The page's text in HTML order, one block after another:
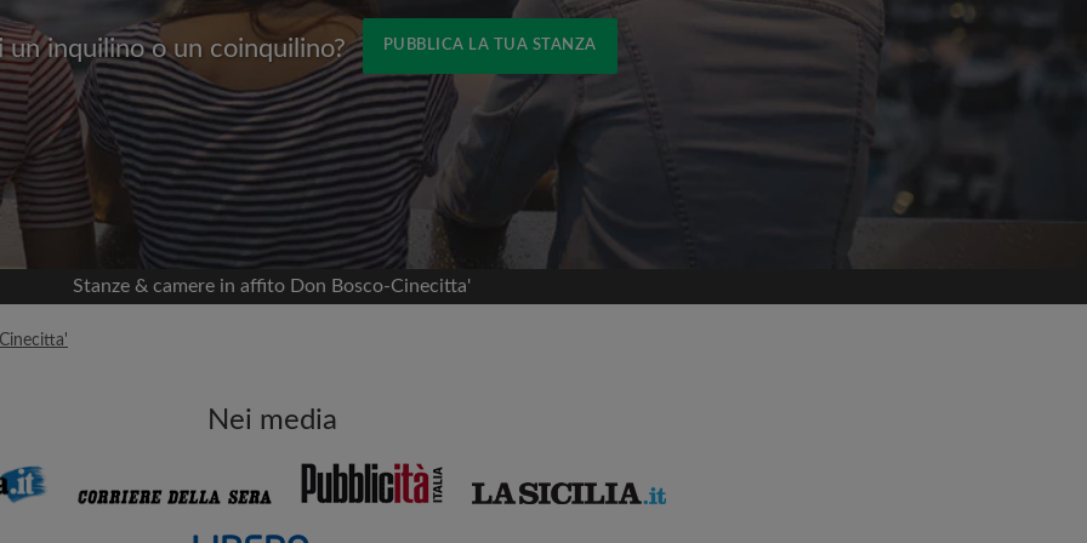
un inquilino o un coinquilino? PUBBLICA LA TUA STANZA
nella tua cronologia
per te
Nome
Data di trasferimento
Stanze & camere in affito Don Bosco-Cinecitta'
Nei media